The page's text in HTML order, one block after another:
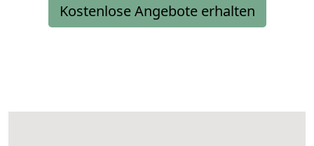
Kostenlose Angebote erhalten